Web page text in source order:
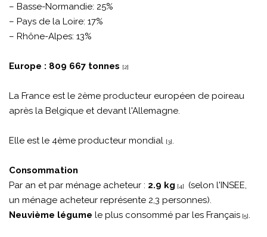
– Basse-Normandie: 25%
– Pays de la Loire: 17%
– Rhône-Alpes: 13%
Europe : 809 667 tonnes [2]
La France est le 2ème producteur européen de poireau
après la Belgique et devant l'Allemagne.
Elle est le 4ème producteur mondial [3].
Consommation
Par an et par ménage acheteur : 2.9 kg [4]
(selon l'INSEE,
un ménage acheteur représente 2,3 personnes).
Neuvième légume le plus consommé par les Français [5].